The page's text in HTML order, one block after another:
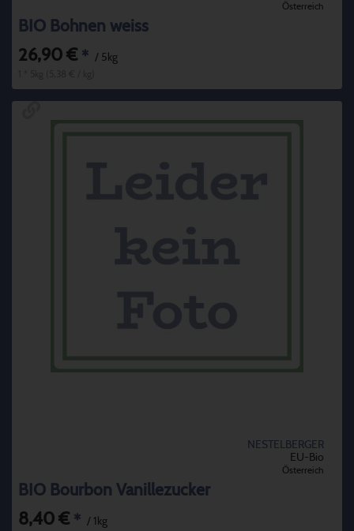
Österreich
BIO Bohnen weiss
26,90 € * / 5kg
NESTELBERGER
EU-Bio
Österreich
BIO Bourbon Vanillezucker
8,40 € * / 1kg